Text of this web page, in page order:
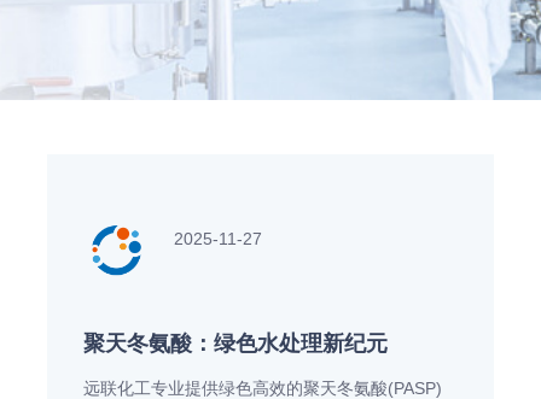
2025-11-27
聚天冬氨酸：绿色水处理新纪元
远联化工专业提供绿色高效的聚天冬氨酸(PASP)